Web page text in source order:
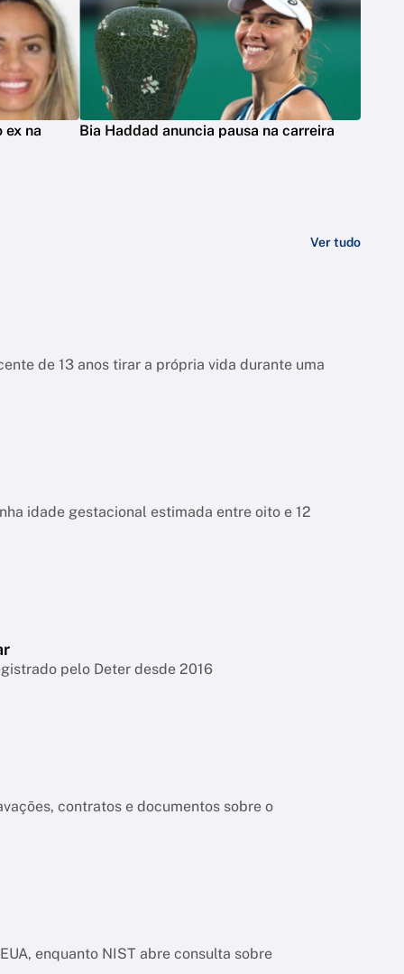
ex na
Bia Haddad anuncia pausa na carreira
Ver tudo
de 13 anos tirar a própria vida durante uma
idade gestacional estimada entre oito e 12
pelo Deter desde 2016
contratos e documentos sobre o
enquanto NIST abre consulta sobre